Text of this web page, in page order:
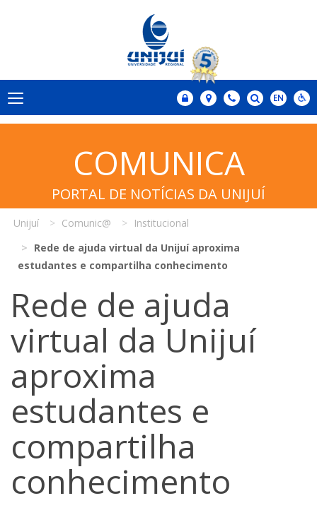
COMUNICA
PORTAL DE NOTÍCIAS DA UNIJUÍ
Unijuí Comunic@
Institucional
Rede de ajuda virtual da Unijuí aproxima
estudantes e compartilha conhecimento
Rede de ajuda
virtual da Unijuí
aproxima
estudantes e
compartilha
conhecimento